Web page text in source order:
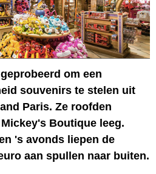
om een
souvenirs te stelen uit
Paris. Ze roofden
Boutique leeg.
's avonds liepen de
aan spullen naar buiten.